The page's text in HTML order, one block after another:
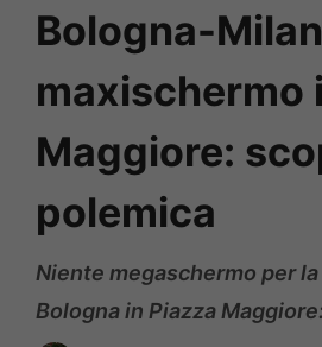
Bologna-
maxischermo
Maggiore:
polemica
Niente megaschermo per
Bologna in Piazza